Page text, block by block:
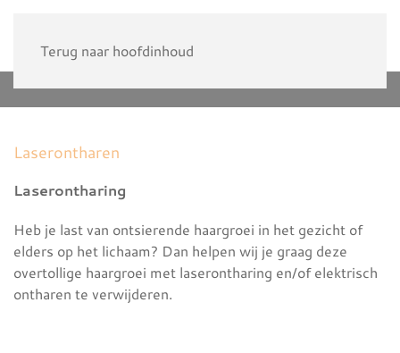
Terug naar hoofdinhoud
Laserontharen
Laserontharing
Heb je last van ontsierende haargroei in het gezicht of
elders op het lichaam? Dan helpen wij je graag deze
overtollige haargroei met laserontharing en/of elektrisch
ontharen te verwijderen.